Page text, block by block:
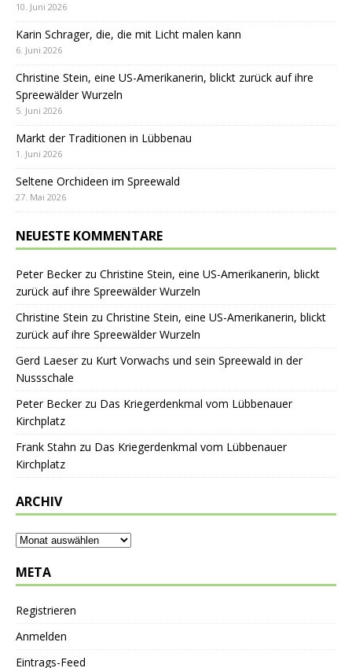
10. Juni 2026
Karin Schrager, die, die mit Licht malen kann
6. Juni 2026
Christine Stein, eine US-Amerikanerin, blickt zurück auf ihre
Spreewälder Wurzeln
5. Juni 2026
Markt der Traditionen in Lübbenau
1. Juni 2026
Seltene Orchideen im Spreewald
27. Mai 2026
NEUESTE KOMMENTARE
Peter Beckerzu Christine Stein, eine US-Amerikanerin, blickt
zurück auf ihre Spreewälder Wurzeln
Christine Stein zu Christine Stein, eine US-Amerikanerin, blickt
zurück auf ihre Spreewälder Wurzeln
Gerd Laeserzu Kurt Vorwachs und sein Spreewald in der
Nussschale
Peter Beckerzu Das Kriegerdenkmal vom Lübbenauer
Kirchplatz
Frank Stahn zu Das Kriegerdenkmal vom Lübbenauer
Kirchplatz
ARCHIV
META
Registrieren
Anmelden
Eintrags-Feed